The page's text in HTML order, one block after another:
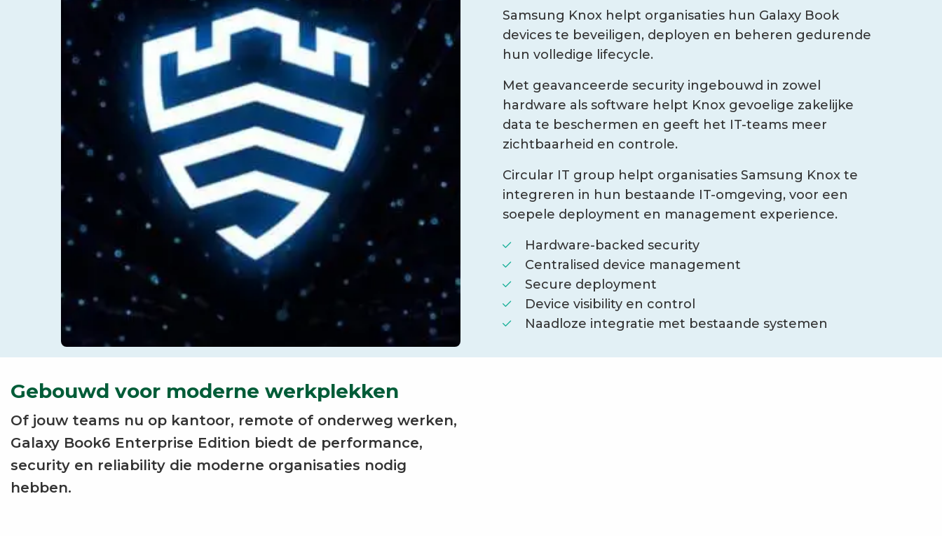
Samsung Knox helpt organisaties hun Galaxy Book
devices te beveiligen, deployen en beheren gedurende
hun volledige lifecycle.
Met geavanceerde security ingebouwd in zowel
hardware als software helpt Knox gevoelige zakelijke
data te beschermen en geeft het IT-teams meer
zichtbaarheid en controle.
Circular IT group helpt organisaties Samsung Knox te
integreren in hun bestaande IT-omgeving, voor een
soepele deployment en management experience.
Hardware-backed security
Centralised device management
Secure deployment
Device visibility en control
Naadloze integratie met bestaande systemen
Gebouwd voor moderne werkplekken
Of jouw teams nu op kantoor, remote of onderweg werken,
Galaxy Book6 Enterprise Edition biedt de performance,
security en reliability die moderne organisaties nodig
hebben.